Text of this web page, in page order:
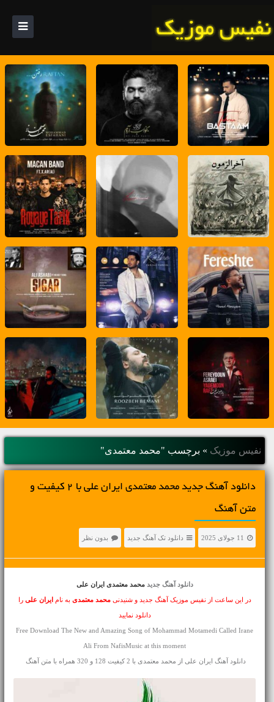
نفیس موزیک » برچسب "محمد معتمدی"
دانلود آهنگ جديد محمد معتمدی ایران علی با 2 کیفیت و
متن آهنگ
11 جولای 2025 دانلود تک آهنگ جدید بدون نظر
دانلود آهنگ جدید محمد معتمدی ایران علی
در این ساعت از نفیس موزیک آهنگ جدید و شنیدنیمحمد معتمدی به نام ایران علی را
دانلود نمایید
Free Download The New and Amazing Song of Mohammad Motamedi Called Irane
Ali From NafisMusic at this moment
دانلود آهنگ ایران علی از محمد معتمدی با 2 کیفیت 128 و 320 همراه با متن آهنگ